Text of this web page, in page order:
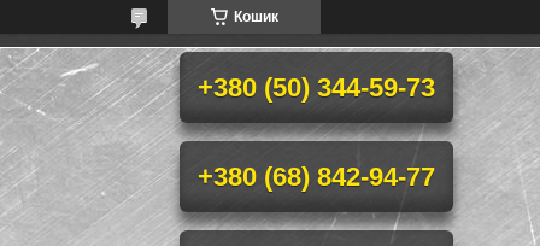
Кошик
+380 (50) 344-59-73
+380 (68) 842-94-77